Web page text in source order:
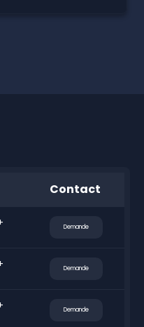
Contact
Demande
Demande
Demande